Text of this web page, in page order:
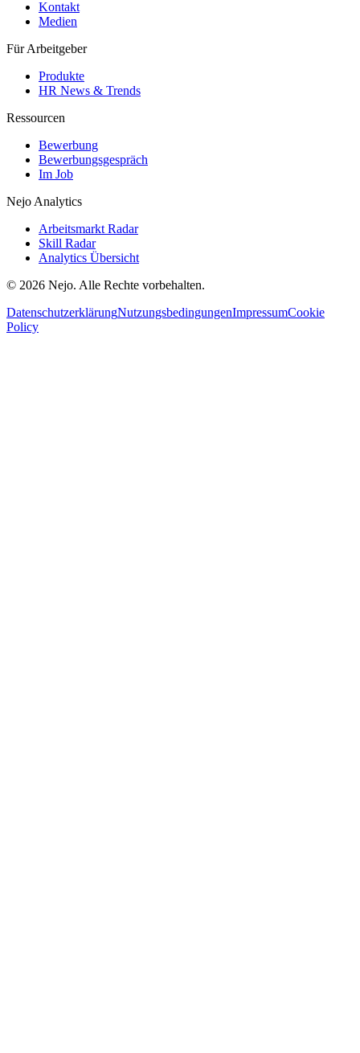
Kontakt
Medien
Für Arbeitgeber
Produkte
HR News & Trends
Ressourcen
Bewerbung
Bewerbungsgespräch
Im Job
Nejo Analytics
Arbeitsmarkt Radar
Skill Radar
Analytics Übersicht
© 2026 Nejo. Alle Rechte vorbehalten.
DatenschutzerklärungNutzungsbedingungenImpressumCookie
Policy